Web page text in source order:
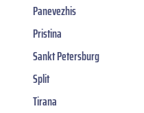
Panevezhis
Pristina
Sankt Petersburg
Split
Tirana